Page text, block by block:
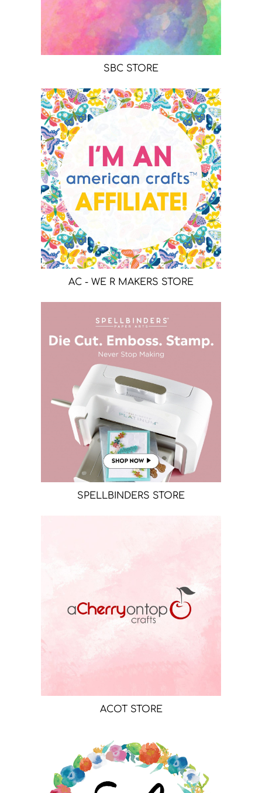
SBC STORE
AC - WE R MAKERS STORE
SPELLBINDERS STORE
ACOT STORE